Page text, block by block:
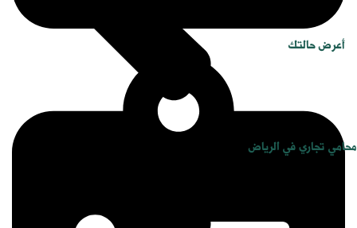
محامي تجاري في الرياض
أعرض حالتك